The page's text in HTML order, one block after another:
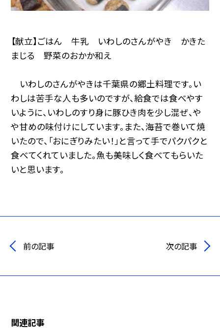
【献立】ごはん 牛乳 いわしのさんがやき かきた
まじる 野菜のおかか和え
いわしのさんがやきは千葉県の郷土料理です。い
わしは苦手な人も多いのですが、給食では食べやす
いように、いわしのすり身に豚ひき肉を少し混ぜ、や
や甘めの味付けにしています。また、海苔で巻いて焼
いたので、「おにぎりみたい！」と言って手でパクパクと
食べてくれていました。魚も美味しく食べてもらいた
いと思います。
前の記事 次の記事
関連記事